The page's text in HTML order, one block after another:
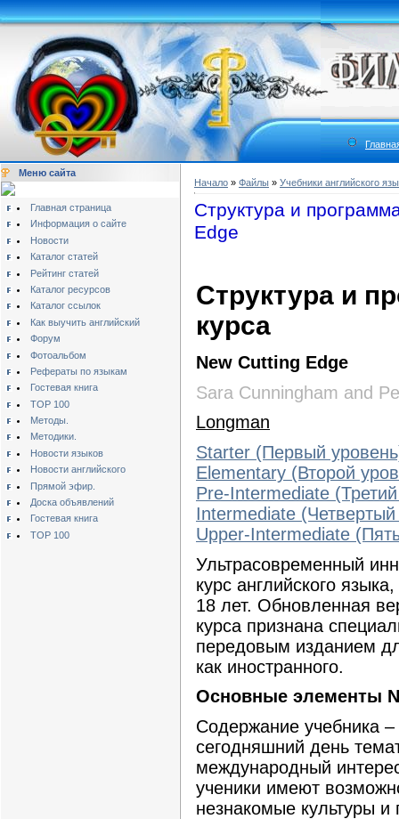
Меню сайта
Главная страница
Информация о сайте
Новости
Каталог статей
Рейтинг статей
Каталог ресурсов
Каталог ссылок
Как выучить английский
Форум
Фотоальбом
Рефераты по языкам
Гостевая книга
TOP 100
Методы.
Методики.
Новости языков
Новости английского
Прямой эфир.
Доска объявлений
Гостевая книга
TOP 100
Начало » Файлы » Учебники английского
Структура и
Edge
Структура и
курса
New Cutting Edge
Sara Cunningham and
Longman
Starter (Первый
Elementary (Второй
Pre-Intermediate
Intermediate
Upper-Intermediate
Ультрасовременный
курс английского
18 лет. Обновленная
курса признана
передовым изданием
как иностранного.
Основные элементы
Содержание учебника
сегодняшний день
международный
ученики имеют
незнакомые культуры и